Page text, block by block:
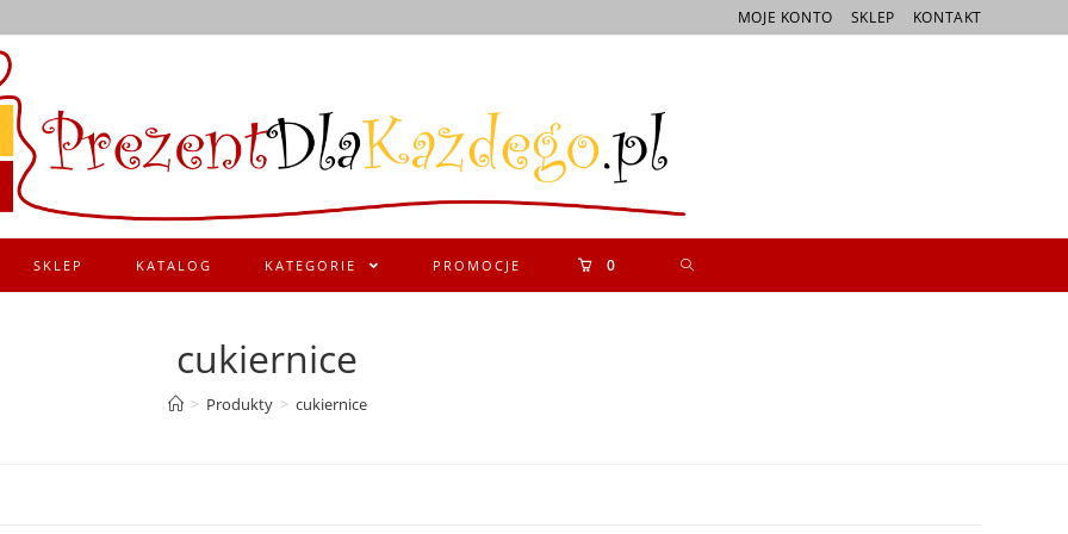
MOJE KONTO SKLEP KONTAKT
SKLEP KATALOG KATEGORIE PROMOCJE 0
cukiernice
> Produkty > cukiernice